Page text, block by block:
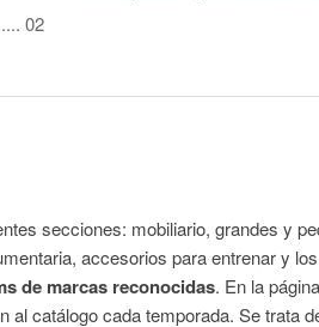
secciones: mobiliario, grandes y
accesorios para entrenar y
de marcas reconocidas. En la
catálogo cada temporada. Se trata